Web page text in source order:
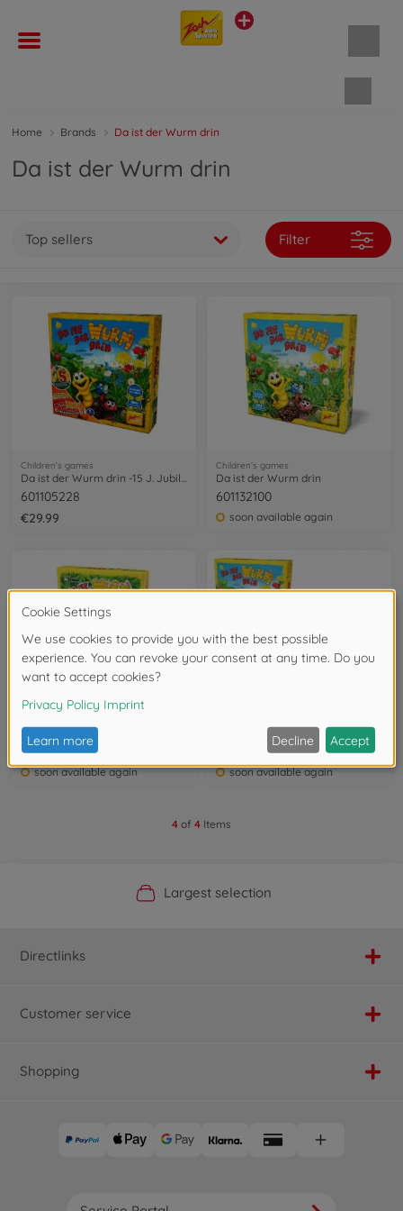
Home Brands Da ist der Wurm drin
Da ist der Wurm drin
Top sellers Filter
Children’s games
Da ist der Wurm drin -15 J. Jubiläum
601105228
€29.99
Children’s games
Da ist der Wurm drin
601132100
soon available again
601105181
soon available again
Zoch Worm Games Bundle
BDL-601105198
soon available again
4 of 4 Items
Official Manufacturer Shop
Largest selection
Personal service
Fast delivery
Directlinks
Customer service
Shopping